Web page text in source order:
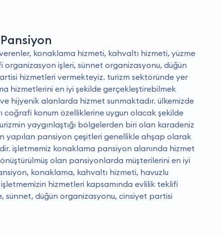
konaklama hizmeti, kahvaltı hizmeti, yüzme
organizasyon işleri, sünnet organizasyonu, düğün
hizmetleri vermekteyiz. turizm sektöründe yer
hizmetlerini en iyi şekilde gerçekleştirebilmek
hijyenik alanlarda hizmet sunmaktadır. ülkemizde
coğrafi konum özelliklerine uygun olacak şekilde
yaygınlaştığı bölgelerden biri olan karadeniz
yapılan pansiyon çeşitleri genellikle ahşap olarak
i̇şletmemiz konaklama pansiyon alanında hizmet
olan pansiyonlarda müşterilerini en iyi
konaklama, kahvaltı hizmeti, havuzlu
hizmetleri kapsamında evlilik teklifi
sünnet, düğün organizasyonu, cinsiyet partisi